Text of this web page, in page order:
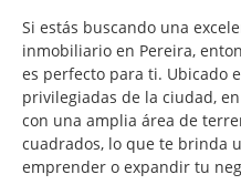
Si estás buscando una
inmobiliario en Pereira,
es perfecto para ti. Ubicado
privilegiadas de la ciudad,
con una amplia área de
cuadrados, lo que te brinda
emprender o expandir tu